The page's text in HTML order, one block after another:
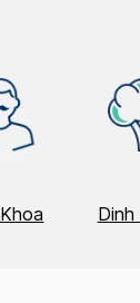
Dinh